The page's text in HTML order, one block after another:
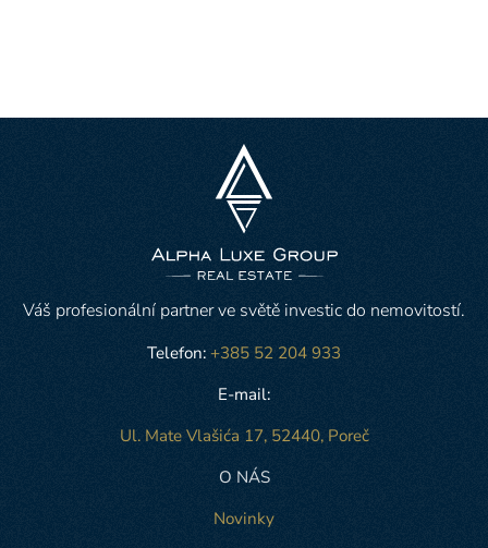
Váš profesionální partner ve světě investic do nemovitostí.
Telefon: +385 52 204 933
E-mail:
Ul. Mate Vlašića 17, 52440, Poreč
O NÁS
Novinky